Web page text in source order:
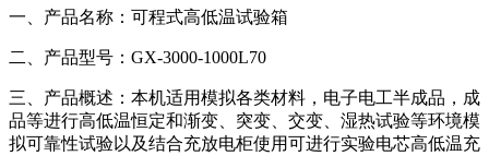
一、产品名称：可程式高低温试验箱
二、产品型号：GX-3000-1000L70
三、产品概述：本机适用模拟各类材料，电子电工半成品，成
品等进行高低温恒定和渐变、突变、交变、湿热试验等环境模
拟可靠性试验以及结合充放电柜使用可进行实验电芯高低温充